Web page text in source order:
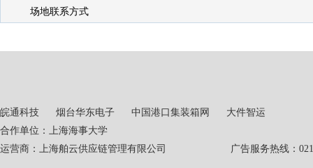
场地联系方式
皖通科技 烟台华东电子 中国港口集装箱网
大件智运
合作单位：上海海事大学
运营商：上海舶云供应链管理有限公司 广告服务热线：021-